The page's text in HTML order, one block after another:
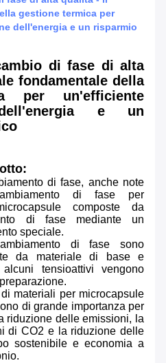
gestione termica per
dell'energia e un risparmio
di fase di alta
fondamentale della
per un'efficiente
dell'energia e un
di fase, anche note
di fase per
composte da
di fase mediante un
speciale.
di fase sono
da materiale di base e
tensioattivi vengono
materiali per microcapsule
di grande importanza per
riduzione delle emissioni, la
di CO2 e la riduzione delle
sostenibile e economia a